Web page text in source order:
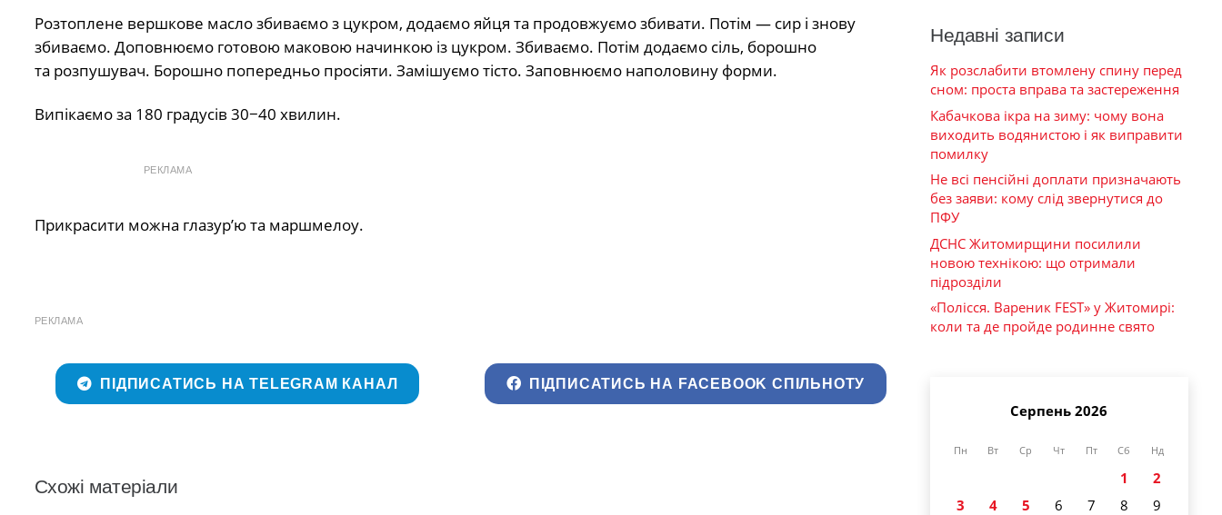
Розтоплене вершкове масло збиваємо з цукром, додаємо яйця та продовжуємо збивати. Потім — сир і знову
збиваємо. Доповнюємо готовою маковою начинкою із цукром. Збиваємо. Потім додаємо сіль, борошно
та розпушувач. Борошно попередньо просіяти. Замішуємо тісто. Заповнюємо наполовину форми.
Випікаємо за 180 градусів 30−40 хвилин.
РЕКЛАМА
Прикрасити можна глазур’ю та маршмелоу.
РЕКЛАМА
ПІДПИСАТИСЬ НА TELEGRAM КАНАЛ ПІДПИСАТИСЬ НА FACEBOOK СПІЛЬНОТУ
Схожі матеріали
Недавні записи
Як розслабити втомлену спину перед
сном: проста вправа та застереження
Кабачкова ікра на зиму: чому вона
виходить водянистою і як виправити
помилку
Не всі пенсійні доплати призначають
без заяви: кому слід звернутися до
ПФУ
ДСНС Житомирщини посилили
новою технікою: що отримали
підрозділи
«Полісся. Вареник FEST» у Житомирі:
коли та де пройде родинне свято
Серпень 2026
Пн Вт Ср Чт Пт Сб Нд
1
2
3
4 5 6 7 8
9